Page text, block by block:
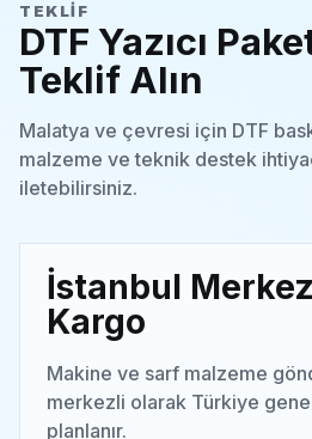
TEKLIF
DTF Yazıcı
Teklif Alın
Malatya ve çevresi için DTF
malzeme ve teknik destek
iletebilirsiniz.
İstanbul
Kargo
Makine ve sarf malzeme
merkezli olarak Türkiye
planlanır.